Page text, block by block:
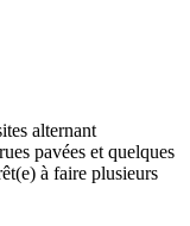
alternant
pavées et quelques
à faire plusieurs